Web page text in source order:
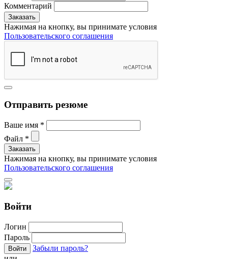
Комментарий
Нажимая на кнопку, вы принимате условия
Пользовательского соглашения
Отправить резюме
Ваше имя *
Файл *
Нажимая на кнопку, вы принимате условия
Пользовательского соглашения
Войти
Логин
Пароль
Забыли пароль?